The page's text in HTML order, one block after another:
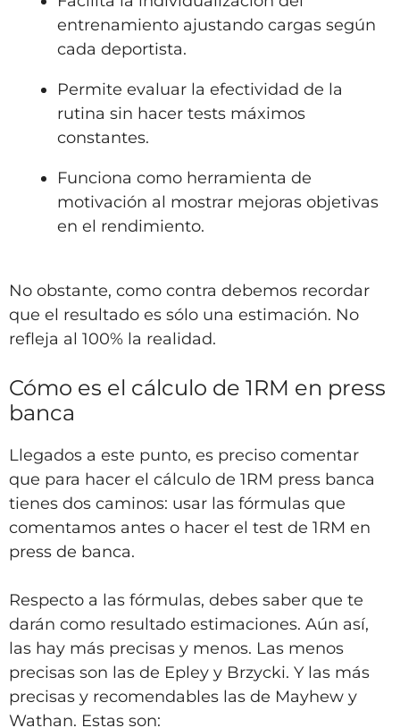
entrenamiento ajustando cargas según
cada deportista.
Permite evaluar la efectividad de la
rutina sin hacer tests máximos
constantes.
Funciona como herramienta de
motivación al mostrar mejoras objetivas
en el rendimiento.
No obstante, como contra debemos recordar
que el resultado es sólo una estimación. No
refleja al 100% la realidad.
Cómo es el cálculo de 1RM en press
banca
Llegados a este punto, es preciso comentar
que para hacer el cálculo de 1RM press banca
tienes dos caminos: usar las fórmulas que
comentamos antes o hacer el test de 1RM en
press de banca.
Respecto a las fórmulas, debes saber que te
darán como resultado estimaciones. Aún así,
las hay más precisas y menos. Las menos
precisas son las de Epley y Brzycki. Y las más
precisas y recomendables las de Mayhew y
Wathan. Estas son: